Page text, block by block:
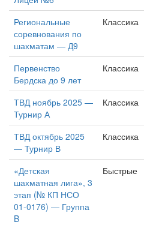
Региональные
соревнования по
шахматам — Д9
Классика
Первенство
Бердска до 9 лет
Классика
ТВД ноябрь 2025 —
Турнир А
Классика
ТВД октябрь 2025
— Турнир В
Классика
«Детская
шахматная лига», 3
этап (№ КП НСО
01-0176) — Группа
B
Быстрые